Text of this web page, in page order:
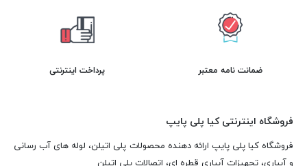
ضمانت نامه معتبر پرداخت اینترنتی
فروشگاه اینترنتی کیا پلی پایپ
فروشگاه کیا پلی پایپ ارائه دهنده محصولات پلی اتیلن، لوله های آب رسانی
و آبیاری، تجهیزات آبیاری قطره ای، اتصالات پلی اتیلن